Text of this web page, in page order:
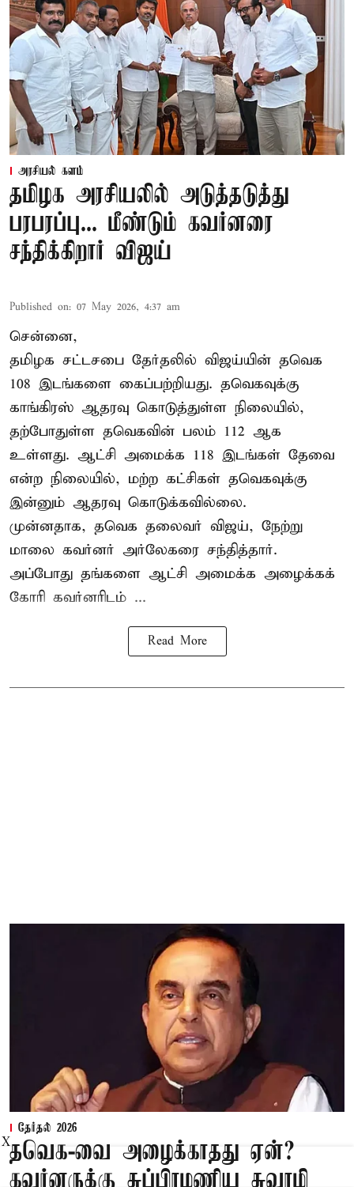
அரசியல் களம்
தமிழக அரசியலில் அடுத்தடுத்து
பரபரப்பு... மீண்டும் கவர்னரை
சந்திக்கிறார் விஜய்
Published on: 07 May 2026, 4:37 am
சென்னை,
தமிழக சட்டசபை தேர்தலில் விஜய்யின் தவெக
108 இடங்களை கைப்பற்றியது. தவெகவுக்கு
காங்கிரஸ் ஆதரவு கொடுத்துள்ள நிலையில்,
தற்போதுள்ள தவெகவின் பலம் 112 ஆக
உள்ளது. ஆட்சி அமைக்க 118 இடங்கள் தேவை
என்ற நிலையில், மற்ற கட்சிகள் தவெகவுக்கு
இன்னும் ஆதரவு கொடுக்கவில்லை.
முன்னதாக, தவெக தலைவர் விஜய், நேற்று
மாலை கவர்னர் அர்லேகரை சந்தித்தார்.
அப்போது தங்களை ஆட்சி அமைக்க அழைக்கக்
கோரி கவர்னரிடம் ...
Read More
தேர்தல் 2026
தவெக-வை அழைக்காதது ஏன்?
கவர்னருக்கு சுப்பிரமணிய சுவாமி
X